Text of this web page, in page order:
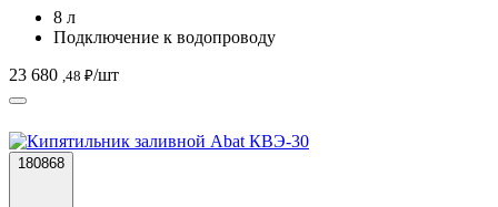
8 л
Подключение к водопроводу
23 680 ,48 ₽/шт
180868